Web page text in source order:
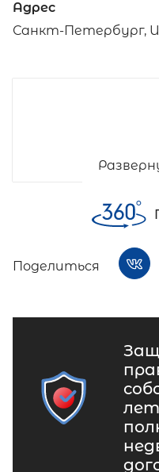
Адрес
Санкт-Петербург,
Поделиться
лет